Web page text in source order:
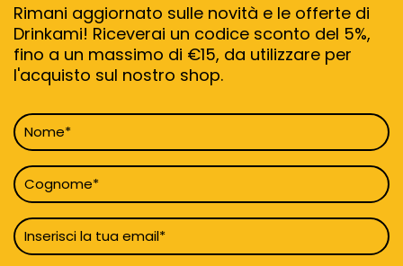
Rimani aggiornato sulle novità e le offerte di
Drinkami! Riceverai un codice sconto del 5%,
fino a un massimo di €15, da utilizzare per
l'acquisto sul nostro shop.
Nome
*
Cognome
*
Email
*